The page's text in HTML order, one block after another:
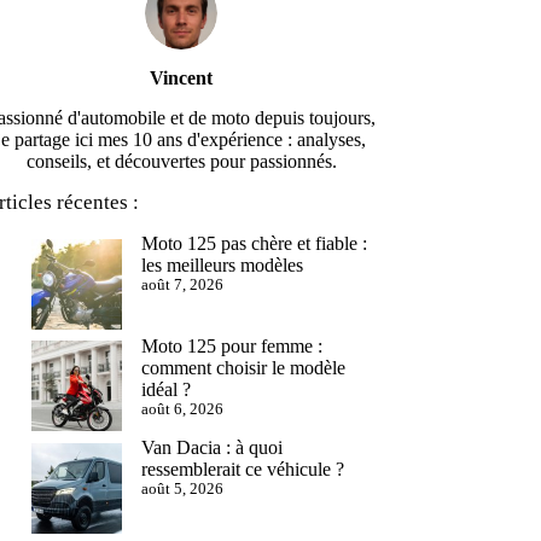
Vincent
d'automobile et de moto depuis toujours,
partage ici mes 10 ans d'expérience : analyses,
conseils, et découvertes pour passionnés.
récentes :
Moto 125 pas chère et fiable :
les meilleurs modèles
août 7, 2026
Moto 125 pour femme :
comment choisir le modèle
idéal ?
août 6, 2026
Van Dacia : à quoi
ressemblerait ce véhicule ?
août 5, 2026